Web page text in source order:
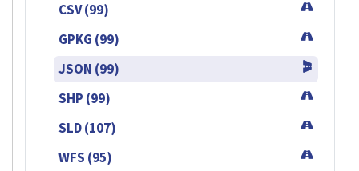
CSV (99)
GPKG (99)
JSON (99)
SHP (99)
SLD (107)
WFS (95)